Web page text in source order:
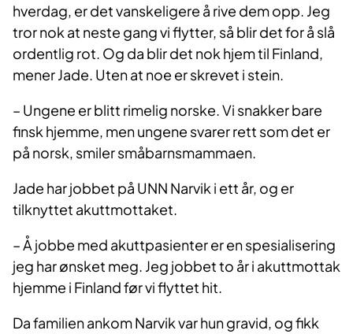
hverdag, er det vanskeligere å rive dem opp. Jeg
tror nok at neste gang vi flytter, så blir det for å slå
ordentlig rot. Og da blir det nok hjem til Finland,
mener Jade. Uten at noe er skrevet i stein.
– Ungene er blitt rimelig norske. Vi snakker bare
finsk hjemme, men ungene svarer rett som det er
på norsk, smiler småbarnsmammaen.
Jade har jobbet på UNN Narvik i ett år, og er
tilknyttet akuttmottaket.
– Å jobbe med akuttpasienter er en spesialisering
jeg har ønsket meg. Jeg jobbet to år i akuttmottak
hjemme i Finland før vi flyttet hit.
Da familien ankom Narvik var hun gravid, og fikk